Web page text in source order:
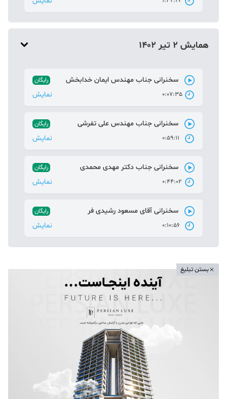
همایش 2 تیر 1402
سخنرانی جناب مهندس ایمان خدابخش
رایگان
0:07:35
نمایش
سخنرانی جناب مهندس علی تفرشی
رایگان
0:59:11
نمایش
سخنرانی جناب دکتر مهدی محمدی
رایگان
0:44:02
نمایش
سخنرانی آقای مسعود رشیدی فر
رایگان
0:10:56
نمایش
بستن تبلیغ